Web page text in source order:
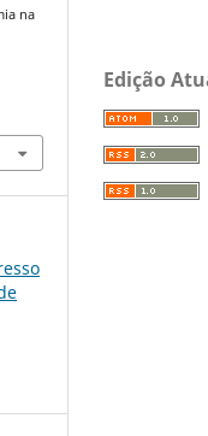
na
Edição